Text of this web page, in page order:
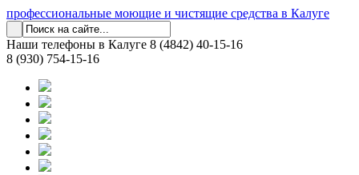
профессиональные моющие и чистящие средства в Калуге
Наши телефоны в Калуге 8 (4842) 40-15-16
8 (930) 754-15-16